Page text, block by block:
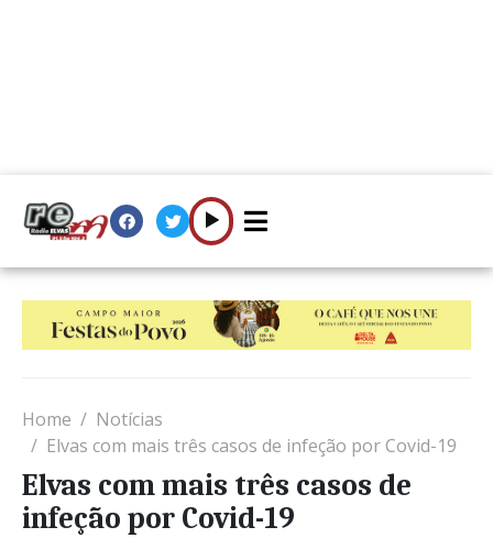
Home
Notícias
Elvas com mais três casos de infeção por Covid-19
Elvas com mais três casos de
infeção por Covid-19